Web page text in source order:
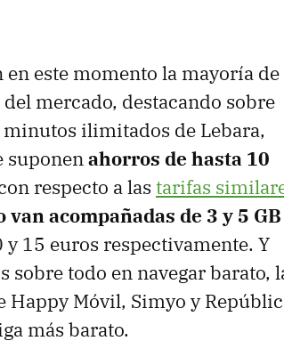
este momento la mayoría de
mercado, destacando sobre
ilimitados de Lebara,
suponenahorros de hasta 10
respecto a las tarifas
van acompañadas de 3 y 5 GB
y 15 euros respectivamente. Y
sobre todo en navegar barato,
Happy Móvil, Simyo y
más barato.